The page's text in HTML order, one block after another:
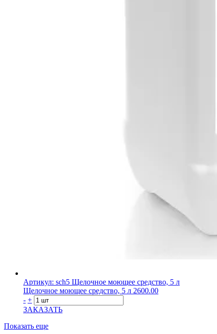
Артикул: sch5 Щелочное моющее средство, 5 л
Щелочное моющее средство, 5 л 2600.00
- +
ЗАКАЗАТЬ
Показать еще